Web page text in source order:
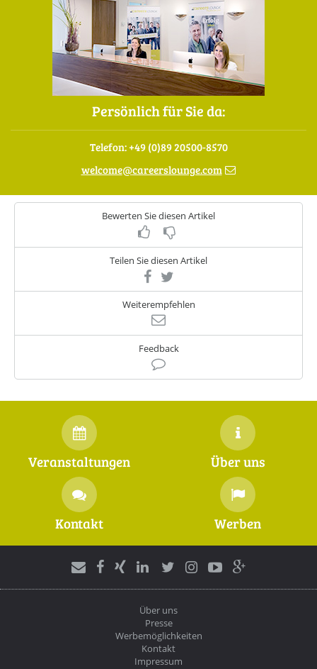
Persönlich für Sie da:
Telefon: +49 (0)89 20500-8570
welcome@careerslounge.com
Bewerten Sie diesen Artikel
Teilen Sie diesen Artikel
Weiterempfehlen
Feedback
Veranstaltungen Über uns
Kontakt Werben
Über uns
Presse
Werbemöglichkeiten
Kontakt
Impressum